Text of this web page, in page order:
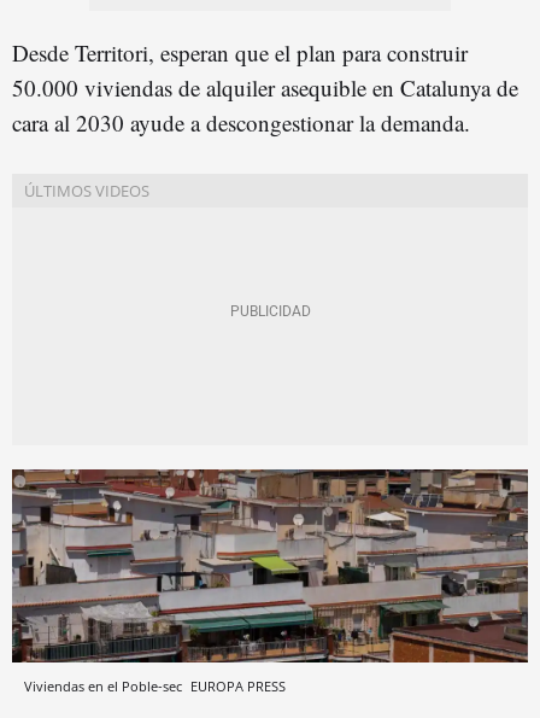
Desde Territori, esperan que el plan para construir
50.000 viviendas de alquiler asequible en Catalunya de
cara al 2030 ayude a descongestionar la demanda.
Viviendas en el Poble-sec EUROPA PRESS